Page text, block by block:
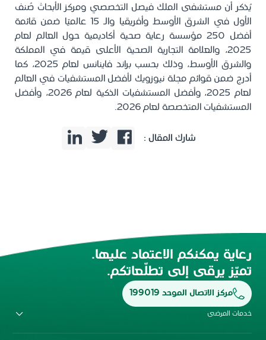
يُذكر أن مستشفى الملك فيصل التخصصي ومركز الأبحاث صُنف
الأول في الشرق الأوسط وأفريقيا والـ 15 عالميًا ضمن قائمة
أفضل 250 مؤسسة رعاية صحية أكاديمية حول العالم لعام
2025، والعلامة التجارية الصحية الأعلى قيمة في المملكة
والشرق الأوسط، وذلك بحسب براند فاينانس لعام 2025، كما
أدرج ضمن قوائم مجلة نيوزويك لأفضل المستشفيات في العالم
لعام 2025، وأفضل المستشفيات الذكية لعام 2026، وأفضل
المستشفيات المتخصصة لعام 2026
.
شارك المقال :
رعاية يمكنكم الاعتماد عليها.
تميّز يرقى إلى تطلّعاتكم.
مركز الاتصال الموحد 199019
خدمات المرضى